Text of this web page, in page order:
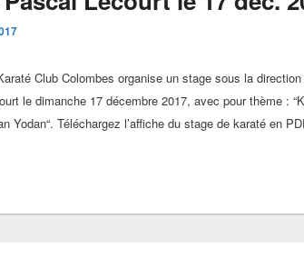
Club Colombes organise un stage sous la
le dimanche 17 décembre 2017, avec pour thème :
Yodan“. Téléchargez l’affiche du stage de karaté en